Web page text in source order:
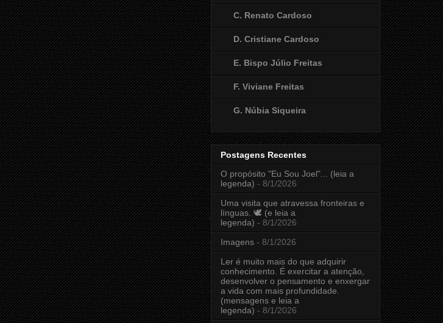
C. Renato Cardoso
D. Cristiane Cardoso
E. Bispo Júlio Freitas
F. Viviane Freitas
G. Núbia Siqueira
Postagens Recentes
O propósito "Eu Sou Joel"... (leia a
legenda) - 8/1/2026
Uma visita que atravessa fronteiras e
línguas. 🕊️ (e leia a
legenda) - 8/1/2026
Imagens - 8/1/2026
Ler é muito mais do que adquirir
conhecimento. É exercitar a atenção,
desenvolver o pensamento e enxergar
a vida com mais profundidade.
(mensagens e leia a
legenda) - 8/1/2026